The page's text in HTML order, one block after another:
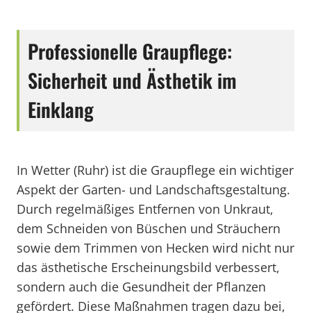
Professionelle Graupflege:
Sicherheit und Ästhetik im
Einklang
In Wetter (Ruhr) ist die Graupflege ein wichtiger
Aspekt der Garten- und Landschaftsgestaltung.
Durch regelmäßiges Entfernen von Unkraut,
dem Schneiden von Büschen und Sträuchern
sowie dem Trimmen von Hecken wird nicht nur
das ästhetische Erscheinungsbild verbessert,
sondern auch die Gesundheit der Pflanzen
gefördert. Diese Maßnahmen tragen dazu bei,